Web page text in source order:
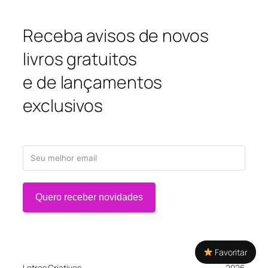
Receba avisos de novos
livros gratuitos
e de lançamentos
exclusivos
Quero receber novidades
Favoritar